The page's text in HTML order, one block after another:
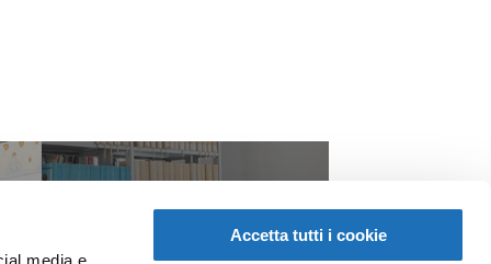
Accetta tutti i cookie